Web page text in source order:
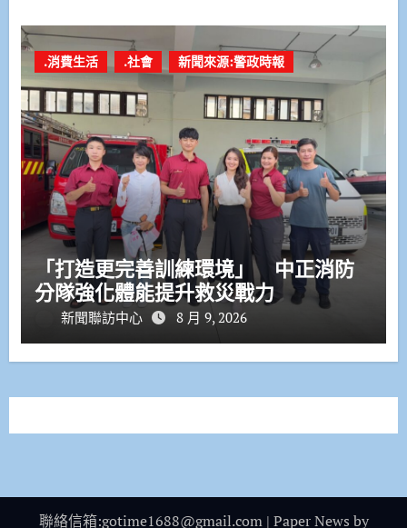
.消費生活 .社會 新聞來源:警政時報
「打造更完善訓練環境」 中正消防
分隊強化體能提升救災戰力
新聞聯訪中心 8 月 9, 2026
聯絡信箱:gotime1688@gmail.com | Paper News by